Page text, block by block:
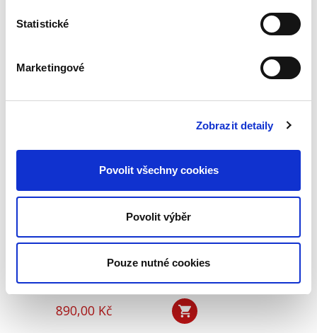
Statistické
Marketingové
Zobrazit detaily
Povolit všechny cookies
Povolit výběr
Pouze nutné cookies
550,00 Kč
pravidel, která mají zabránit společníkům ve
zneužívání výhod poskytnutých samotným
nejobecnější rovině lze tato...
Dvacet let
vnitrostátní
aplikace práva EU
Michal Bobek,Petr Bříza,Pavlína Hubková
890,00 Kč